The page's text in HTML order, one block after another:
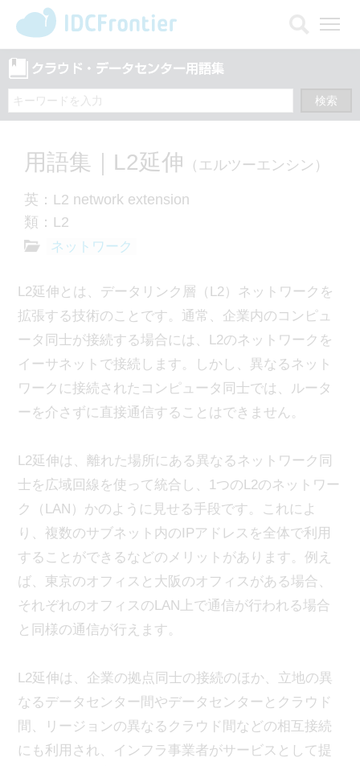
メ
を
開
用語集｜L2延伸 （エルツーエンシン）
英：L2 network extension
類：L2
ネットワーク
L2延伸とは、データリンク層（L2）ネットワークを
拡張する技術のことです。通常、企業内のコンピュ
ータ同士が接続する場合には、L2のネットワークを
イーサネットで接続します。しかし、異なるネット
ワークに接続されたコンピュータ同士では、ルータ
ーを介さずに直接通信することはできません。
L2延伸は、離れた場所にある異なるネットワーク同
士を広域回線を使って統合し、1つのL2のネットワー
ク（LAN）かのように見せる手段です。これによ
り、複数のサブネット内のIPアドレスを全体で利用
することができるなどのメリットがあります。例え
ば、東京のオフィスと大阪のオフィスがある場合、
それぞれのオフィスのLAN上で通信が行われる場合
と同様の通信が行えます。
L2延伸は、企業の拠点同士の接続のほか、立地の異
なるデータセンター間やデータセンターとクラウド
間、リージョンの異なるクラウド間などの相互接続
にも利用され、インフラ事業者がサービスとして提